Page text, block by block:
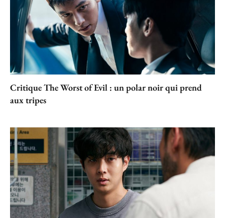
Critique The Worst of Evil : un polar noir qui prend
aux tripes